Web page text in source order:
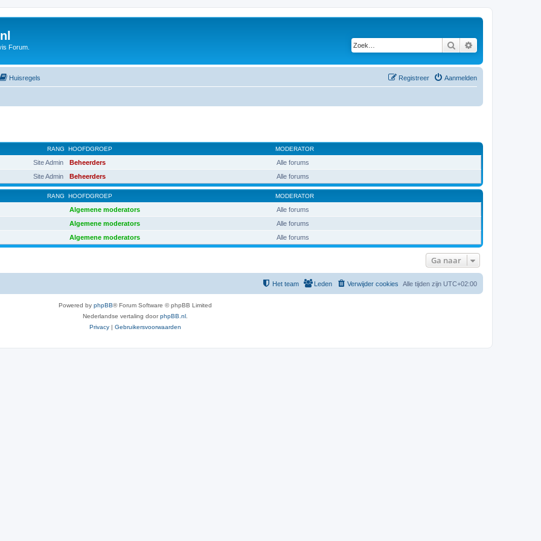
Forum. Zoek
Huisregels Aanmelden
Registreer
RANG HOOFDGROEP MODERATOR
Site Admin Beheerders
Alle forums
Site Admin
Beheerders Alle forums
RANG HOOFDGROEP MODERATOR
Algemene moderators
Alle forums
Algemene moderators
Alle forums
Algemene moderators Alle forums
Ga naar
Alle tijden zijn UTC+02:00
Verwijder cookies
Leden
Het team
Powered by phpBB® Forum Software © phpBB Limited
Nederlandse vertaling doorphpBB.nl
Privacy | Gebruikersvoorwaarden